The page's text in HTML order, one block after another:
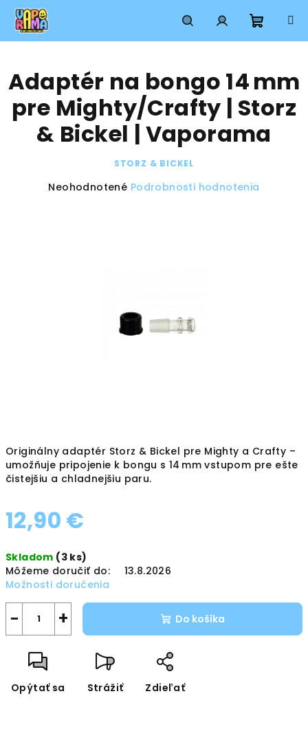
Prejsť
obsah
HľadaťPrihlásenie
košík
Originálny adaptér Storz & Bickel pre Mighty a Crafty –
umožňuje pripojenie k bongu s 14 mm vstupom pre ešte
čistejšiu a chladnejšiu paru.
12,90 €
cena:
Skladom (3 ks)
Môžeme doručiť do:
13.8.2026
Možnosti doručenia
+
− Do košíka
Opýtať sa Strážiť Zdieľať
Adaptér na bongo 14 mm
pre Mighty/Crafty | Storz
& Bickel | Vaporama
STORZ & BICKEL
Priemerné
Neohodnotené Podrobnosti hodnotenia